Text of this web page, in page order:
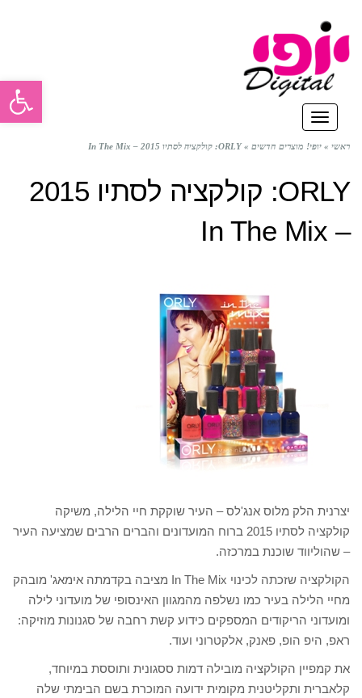
תפריט
ראשי » יופי! מוצרים חדשים » ORLY: קולקציה לסתיו 2015 – In The Mix
ORLY: קולקציה לסתיו 2015
– In The Mix
יצרנית הלק מלוס אנג'לס – העיר שוקקת חיי הלילה, משיקה
קולקציה לסתיו 2015 ברוח המועדונים והברים הרבים שמציעה העיר
– שהוליווד שוכנת במרכזה.
הקולקציה שזכתה לכינוי In The Mix מציבה בקדמתה אימאג' מובהק
מחיי הלילה בעיר כמו נשלפה מהמגוון האינסופי של מועדוני לילה
ומועדוני הריקודים המספקים כידוע קשת רחבה של סגנונות מוזיקה:
ראפ, היפ הופ, פאנק, אלקטרוני ועוד.
את קמפיין הקולקציה מובילה דמות ססגונית ותוססת במיוחד,
קלאברית ותקליטנית מקומית ידועה המוכרת בשם הבימתי שלה
פתח